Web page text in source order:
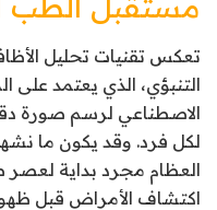
تعكس تقنيات تحليل
التنبؤي، الذي يعتمد على
الاصطناعي لرسم صورة
لكل فرد. وقد يكون ما
العظام مجرد بداية لعصر
اكتشاف الأمراض قبل